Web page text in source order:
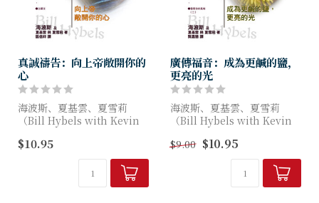
真誠禱告：向上帝敞開你的
心
海波斯、夏基雲、夏雪莉
（Bill Hybels with Kevin
) 著
宇宙的創造主想與你建立活潑
$10.95
廣傳福音：成為更鹹的鹽，
更亮的光
海波斯、夏基雲、夏雪莉
（Bill Hybels with Kevin
) 著
《廣傳福音》不單鼓勵你傳福
$9.00 $10.95